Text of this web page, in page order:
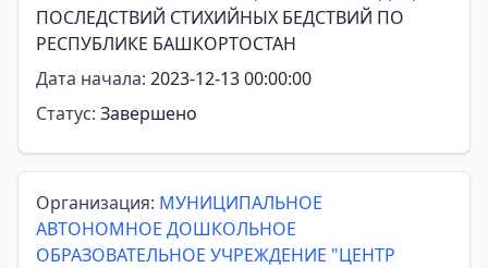
ПОСЛЕДСТВИЙ СТИХИЙНЫХ БЕДСТВИЙ ПО
РЕСПУБЛИКЕ БАШКОРТОСТАН
Дата начала: 2023-12-13 00:00:00
Статус: Завершено
Организация: МУНИЦИПАЛЬНОЕ
АВТОНОМНОЕ ДОШКОЛЬНОЕ
ОБРАЗОВАТЕЛЬНОЕ УЧРЕЖДЕНИЕ "ЦЕНТР